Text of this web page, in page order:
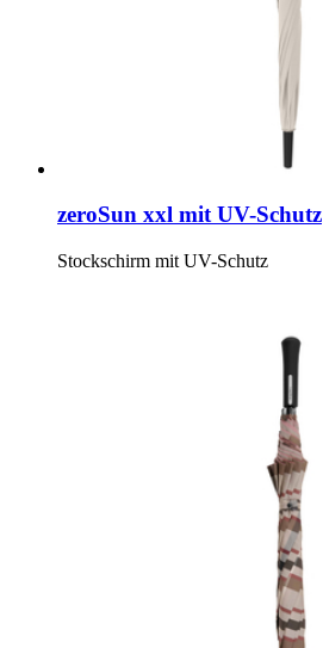
zeroSun xxl mit UV-Schutz
Stockschirm mit UV-Schutz